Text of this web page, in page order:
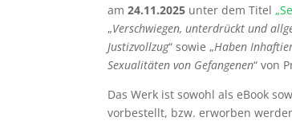
am24.11.2025 unter dem Titel
„Verschwiegen, unterdrückt und
Justizvollzug“ sowie „Haben
Sexualitäten von Gefangenen“ von
Das Werk ist sowohl als eBook
vorbestellt, bzw. erworben